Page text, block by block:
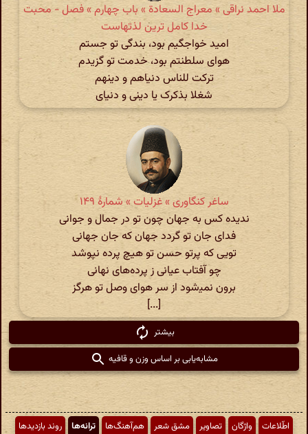
ملا احمد نراقی » معراج السعادة » باب چهارم » فصل - محبت
خدا کامل ترین لذتهاست
امید خواجگیم بود، بندگی تو جستم
هوای سلطنتم بود، خدمت تو گزیدم
ترکت للناس دنیاهم و دینهم
شغلا بذکرک یا دینی و دنیای
ساغر کنگاوری » غزلیات » شمارهٔ ۱۴۹
ندیده کس به جهان چون تو در جمال و جوانی
فدای جان تو گردد جهان که جان جهانی
تویی که پرتو حسن تو هیچ پرده نپوشد
چو آفتاب عیانی ز پرده‌های نهانی
برون نمی‍‌شود از سر هوای وصل تو هرگز
[...]
بیشتر
مشابه‌یابی بر اساس وزن و قافیه
اطّلاعات واژگان تصاویر مشق شعر هم‌آهنگ‌ها ترانه‌ها
روند بازدیدها